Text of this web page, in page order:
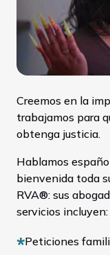
Creemos en la
trabajamos para
obtenga justicia.
Hablamos
bienvenida toda
RVA®: sus
servicios incluyen:
Peticiones